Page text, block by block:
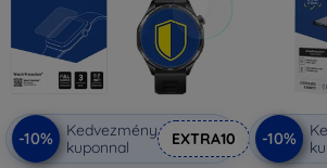
-10%
Kedvezmény
kuponnal
EXTRA10 -10%